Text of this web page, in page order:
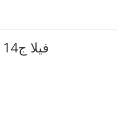
فيلا ج14 ( احمد عياد)